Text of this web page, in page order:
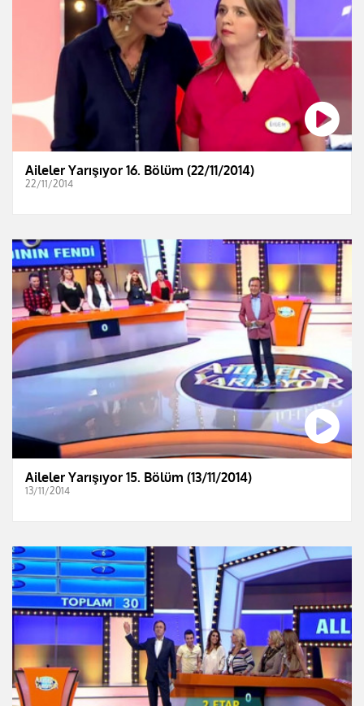
Aileler Yarışıyor 16. Bölüm (22/11/2014)
22/11/2014
Aileler Yarışıyor 15. Bölüm (13/11/2014)
13/11/2014